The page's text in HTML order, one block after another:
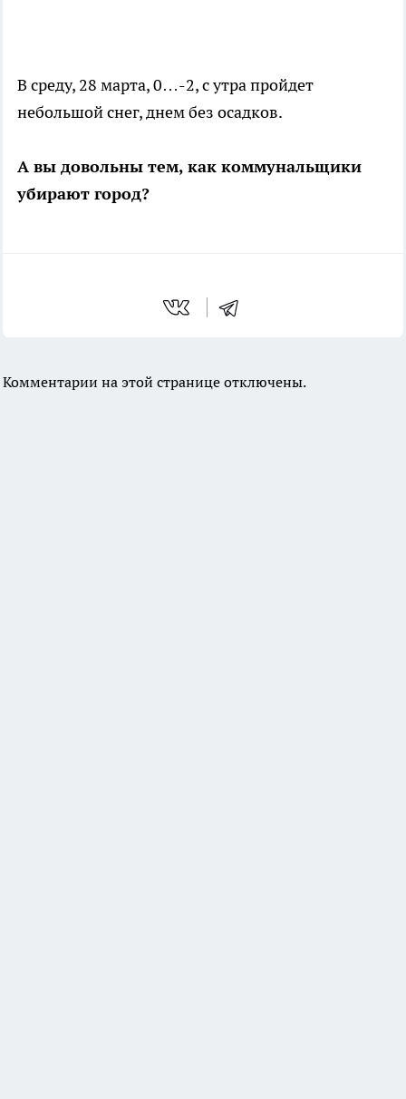
В среду, 28 марта, 0…-2, с утра пройдет
небольшой снег, днем без осадков.
А вы довольны тем, как коммунальщики
убирают город?
Комментарии на этой странице отключены.